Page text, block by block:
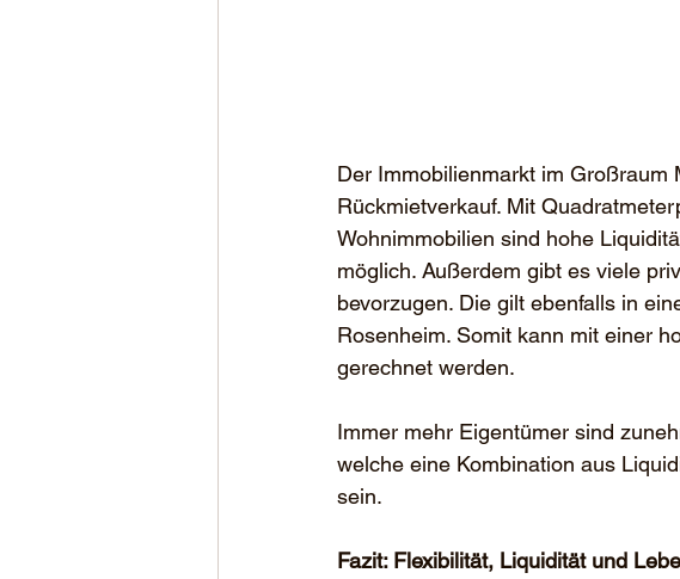
Der Immobilienmarkt im Großraum
Rückmietverkauf. Mit
Wohnimmobilien sind hohe
möglich. Außerdem gibt es viele
bevorzugen. Die gilt ebenfalls in
Rosenheim. Somit kann mit einer
gerechnet werden.
Immer mehr Eigentümer sind
welche eine Kombination aus
sein.
Fazit: Flexibilität, Liquidität und